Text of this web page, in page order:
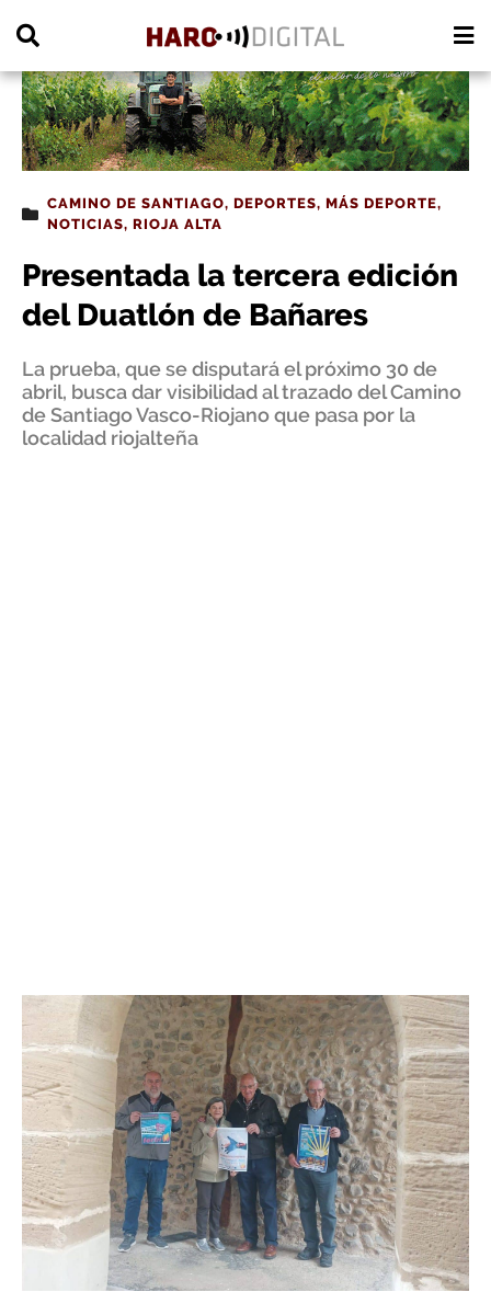
CAMINO DE SANTIAGO, DEPORTES, MÁS DEPORTE,
NOTICIAS, RIOJA ALTA
Presentada la tercera edición
del Duatlón de Bañares
La prueba, que se disputará el próximo 30 de
abril, busca dar visibilidad al trazado del Camino
de Santiago Vasco-Riojano que pasa por la
localidad riojalteña